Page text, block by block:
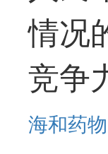
情况
竞争
海和药物